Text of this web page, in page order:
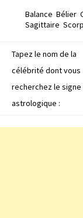
Balance Bélier
Sagittaire
Tapez le nom de la
célébrité dont vous
recherchez le signe
astrologique :